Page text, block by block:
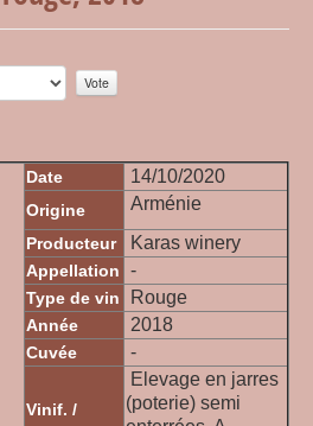
Date 14/10/2020
Origine Arménie
Producteur Karas winery
Appellation -
Type de vin Rouge
Année 2018
Cuvée -
Vinif. /
Elevage en jarres
(poterie) semi